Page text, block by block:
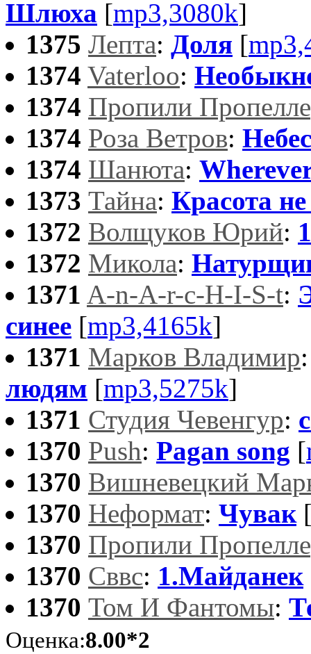
Шлюха [mp3,3080k]
1375 Лепта: Доля [
1374 Vaterloo:
1374 Пропили
1374 Роза Ветров:
1374 Шанюта:
1373 Тайна: Красота
1372 Волщуков Юрий:
1372 Микола:
1371 A-n-A-r-c-H-I-S-t:
синее [mp3,4165k]
1371 Марков Владимир
людям [mp3,5275k]
1371 Студия Чевенгур:
1370 Push: Pagan song [
1370 Вишневецкий
1370 Неформат: Чувак
1370 Пропили
1370 Сввс: 1.Майданек
1370 Том И Фантомы:
Оценка:8.00*2